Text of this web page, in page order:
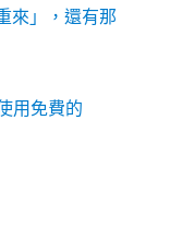
來」，還有那
用免費的